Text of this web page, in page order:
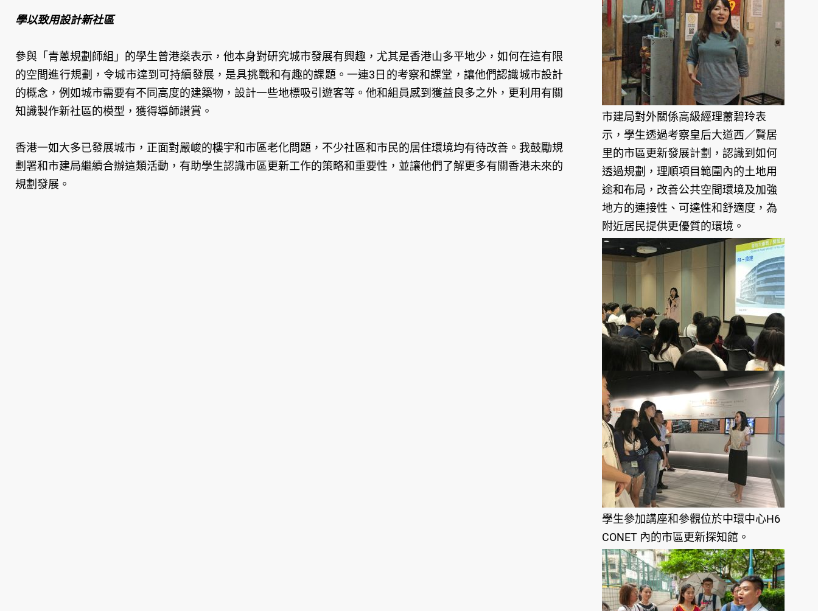
學以致用設計新社區
參與「青蔥規劃師組」的學生曾港燊表示，他本身對研究城市發展有興趣，尤其是香港山多平地少，如何在這有限
的空間進行規劃，令城市達到可持續發展，是具挑戰和有趣的課題。一連3日的考察和課堂，讓他們認識城市設計
的概念，例如城市需要有不同高度的建築物，設計一些地標吸引遊客等。他和組員感到獲益良多之外，更利用有關
知識製作新社區的模型，獲得導師讚賞。
香港一如大多已發展城市，正面對嚴峻的樓宇和市區老化問題，不少社區和市民的居住環境均有待改善。我鼓勵規
劃署和市建局繼續合辦這類活動，有助學生認識市區更新工作的策略和重要性，並讓他們了解更多有關香港未來的
規劃發展。
市建局對外關係高級經理蕭碧玲表
示，學生透過考察皇后大道西／賢居
里的市區更新發展計劃，認識到如何
透過規劃，理順項目範圍內的土地用
途和布局，改善公共空間環境及加強
地方的連接性、可達性和舒適度，為
附近居民提供更優質的環境。
學生參加講座和參觀位於中環中心H6
CONET 內的市區更新探知館。